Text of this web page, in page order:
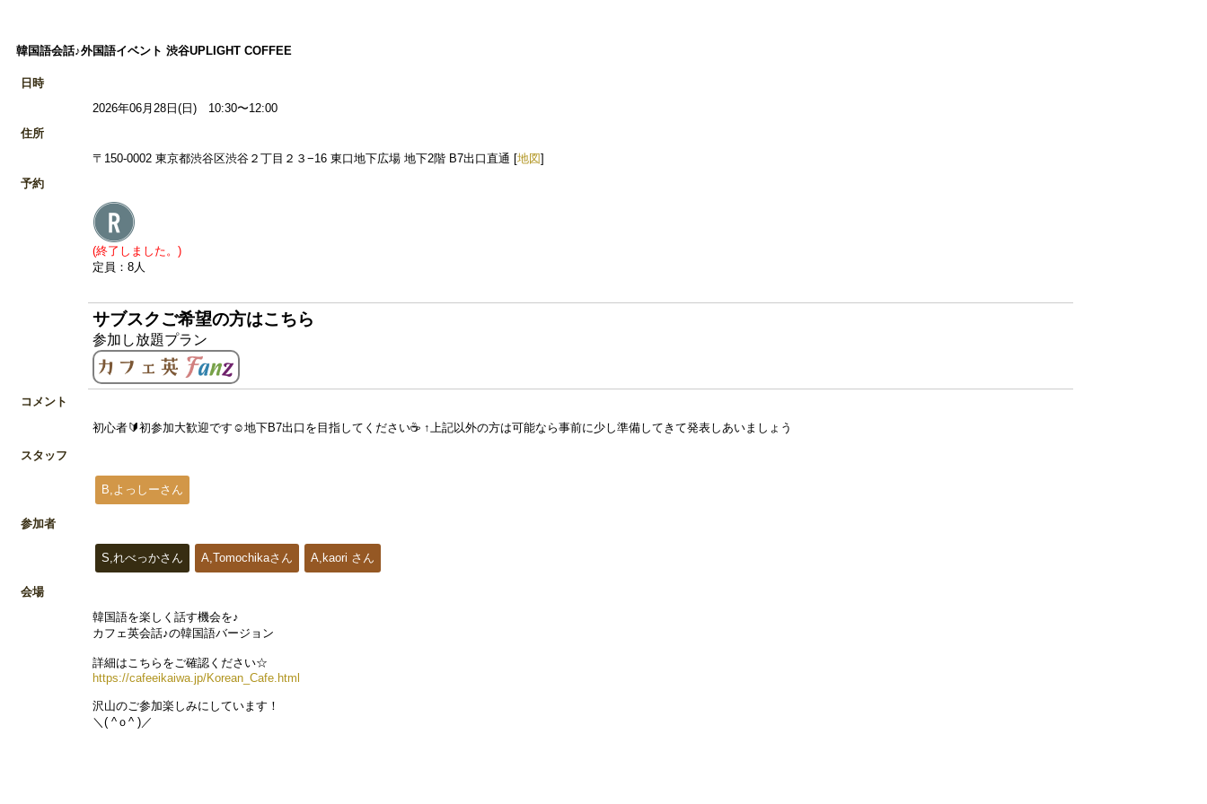
韓国語会話♪外国語イベント 渋谷UPLIGHT COFFEE
日時
2026年06月28日(日) 10:30〜12:00
住所
〒150-0002 東京都渋谷区渋谷２丁目２３−16 東口地下広場 地下2階 B7出口直通 [地図]
予約
(終了しました。)
定員：8人
サブスクご希望の方はこちら
参加し放題プラン
コメント
初心者️️🔰初参加大歓迎です☺️地下B7出口を目指してください☕️ ↑上記以外の方は可能なら事前に少し準備してきて発表しあいましょう
スタッフ
B,よっしーさん
参加者
S,れべっかさん A,Tomochikaさん A,kaori さん
会場
韓国語を楽しく話す機会を♪
カフェ英会話♪の韓国語バージョン
詳細はこちらをご確認ください☆
https://cafeeikaiwa.jp/Korean_Cafe.html
沢山のご参加楽しみにしています！
＼( ^ｏ^ )／